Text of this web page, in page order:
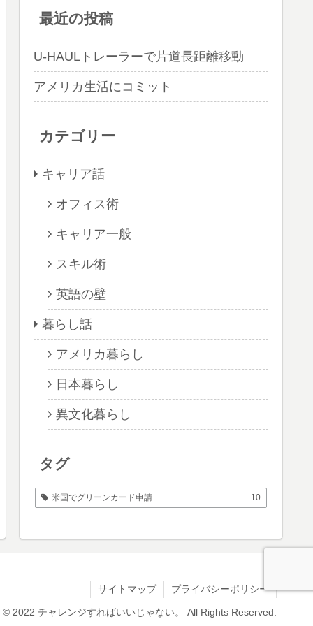
最近の投稿
U-HAULトレーラーで片道長距離移動
アメリカ生活にコミット
カテゴリー
キャリア話
オフィス術
キャリア一般
スキル術
英語の壁
暮らし話
アメリカ暮らし
日本暮らし
異文化暮らし
タグ
米国でグリーンカード申請 10
サイトマップ プライバシーポリシー
2022 チャレンジすればいいじゃない。 All Rights Reserved.